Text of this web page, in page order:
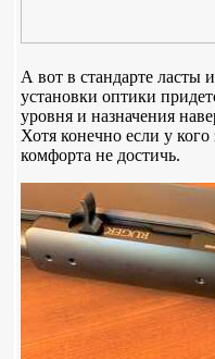
А вот в стандарте ласты
установки оптики
уровня и назначения
Хотя конечно если у
комфорта не достичь.